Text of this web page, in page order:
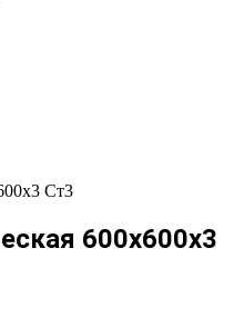
Ст3
600х600х3